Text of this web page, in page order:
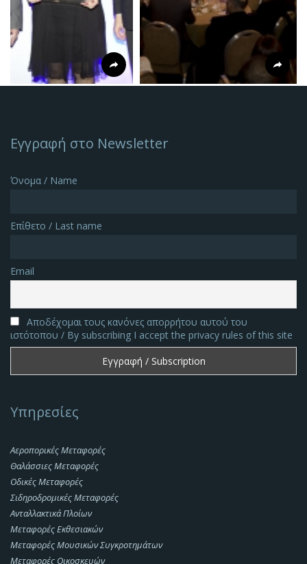
Εγγραφή στο Newsletter
Όνομα / Name
Επίθετο / Last name
Email
Αποδέχομαι τους κανόνες απορρήτου αυτού του
ιστότοπου / By subscribing I accept the privacy rules of this site
Υπηρεσίες
Αεροπορικές Μεταφορές
Θαλάσσιες Μεταφορές
Οδικές Μεταφορές
Σιδηροδρομικές Μεταφορές
Ανταλλακτικά Πλοίων
Μεταφορές Εκθεσιακών
Μεταφορές Μουσικών Συγκροτημάτων
Μεταφορές Οικοσκευών